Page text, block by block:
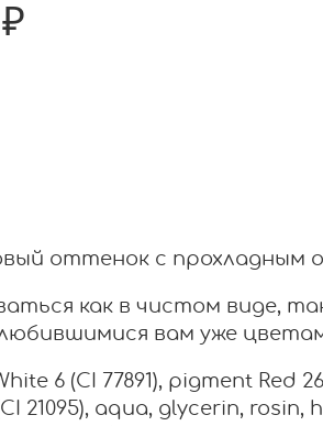
оттенок с прохладным
как в чистом виде,
вам уже
6 (CI 77891), pigment Red
21095), aqua, glycerin, rosin,